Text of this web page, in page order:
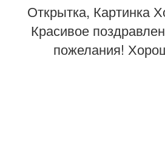
Открытка, Картинка
Красивое
пожелания!